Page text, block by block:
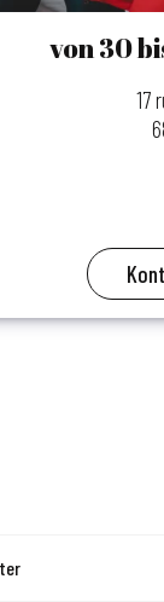
von 30
17